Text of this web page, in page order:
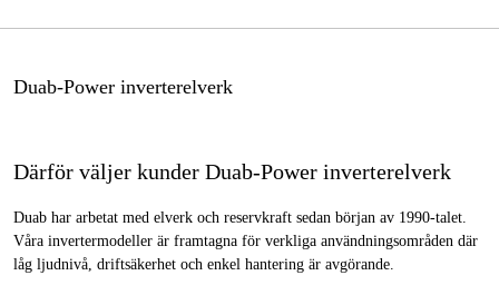
Duab-Power inverterelverk
Därför väljer kunder Duab-Power inverterelverk
Duab har arbetat med elverk och reservkraft sedan början av 1990-talet.
Våra invertermodeller är framtagna för verkliga användningsområden där
låg ljudnivå, driftsäkerhet och enkel hantering är avgörande.